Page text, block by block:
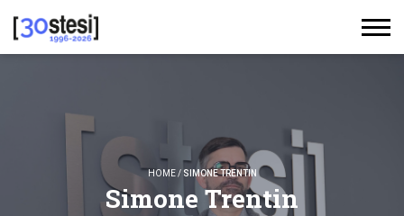
HOME/ SIMONE TRENTIN
Simone Trentin